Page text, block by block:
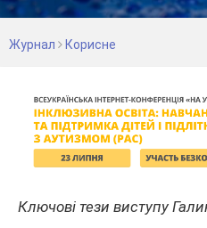
Журнал Корисне
Ключові тези виступу